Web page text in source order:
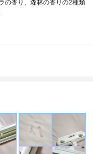
の香り、森林の香りの2種類